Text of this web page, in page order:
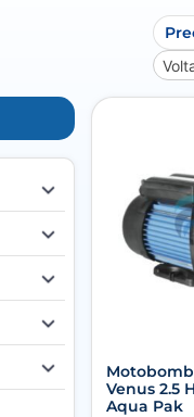
Venus 2.5
Aqua Pak